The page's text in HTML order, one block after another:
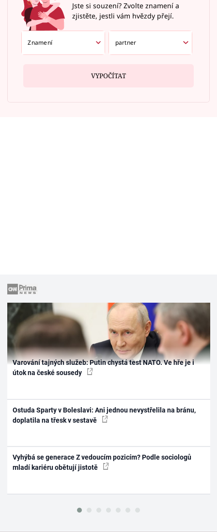
Jste si souzení? Zvolte znamení a
zjistěte, jestli vám hvězdy přejí.
VYPOČÍTAT
Varování tajných služeb: Putin chystá test NATO. Ve hře je i
útok na české sousedy
Ostuda Sparty v Boleslavi: Ani jednou nevystřelila na bránu,
doplatila na třesk v sestavě
Vyhýbá se generace Z vedoucím pozicím? Podle sociologů
mladí kariéru obětují jistotě